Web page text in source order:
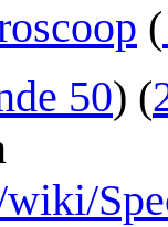
(
50) (